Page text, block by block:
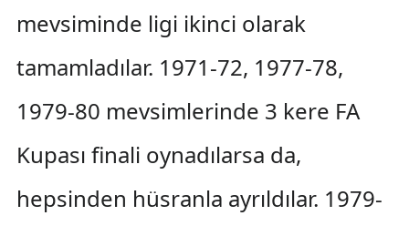
mevsiminde ligi ikinci olarak
tamamladılar. 1971-72, 1977-78,
1979-80 mevsimlerinde 3 kere FA
Kupası finali oynadılarsa da,
hepsinden hüsranla ayrıldılar. 1979-